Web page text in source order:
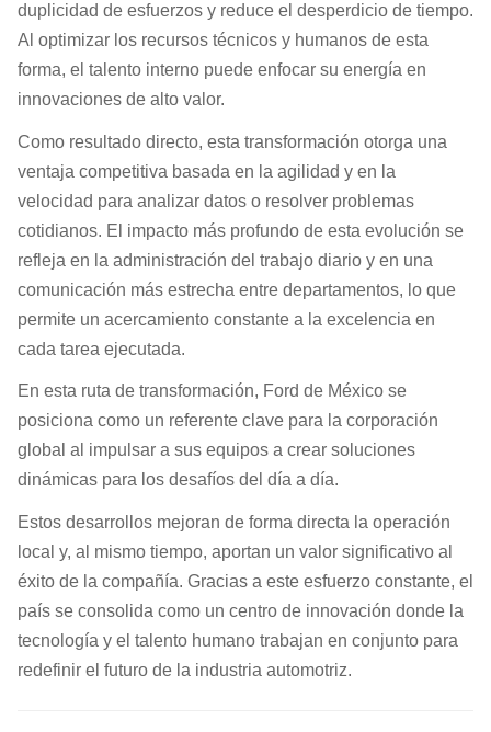
duplicidad de esfuerzos y reduce el desperdicio de tiempo.
Al optimizar los recursos técnicos y humanos de esta
forma, el talento interno puede enfocar su energía en
innovaciones de alto valor.
Como resultado directo, esta transformación otorga una
ventaja competitiva basada en la agilidad y en la
velocidad para analizar datos o resolver problemas
cotidianos. El impacto más profundo de esta evolución se
refleja en la administración del trabajo diario y en una
comunicación más estrecha entre departamentos, lo que
permite un acercamiento constante a la excelencia en
cada tarea ejecutada.
En esta ruta de transformación, Ford de México se
posiciona como un referente clave para la corporación
global al impulsar a sus equipos a crear soluciones
dinámicas para los desafíos del día a día.
Estos desarrollos mejoran de forma directa la operación
local y, al mismo tiempo, aportan un valor significativo al
éxito de la compañía. Gracias a este esfuerzo constante, el
país se consolida como un centro de innovación donde la
tecnología y el talento humano trabajan en conjunto para
redefinir el futuro de la industria automotriz.